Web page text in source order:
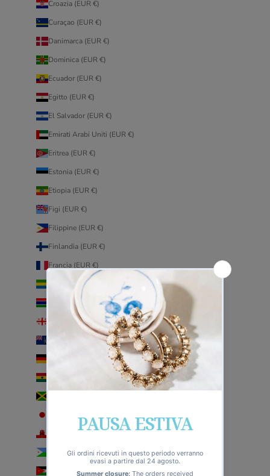
Croazia (EUR €)
Curaçao (EUR €)
Danimarca (EUR €)
Dominica (EUR €)
Ecuador (EUR €)
Egitto (EUR €)
El Salvador (EUR €)
Emirati Arabi Uniti (EUR €)
Eritrea (EUR €)
Estonia (EUR €)
Etiopia (EUR €)
Figi (EUR €)
Filippine (EUR €)
Finlandia (EUR €)
Francia (EUR €)
Gabon (EUR €)
Gambia (EUR €)
Georgia (EUR €)
Georgia del Sud e Sandwich australi (EUR €)
Gibilterra (EUR €)
Gibuti (EUR €)
Giordania (EUR €)